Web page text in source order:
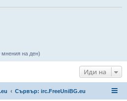
мнения на ден)
Иди на
Сървър: irc.FreeUniBG.eu